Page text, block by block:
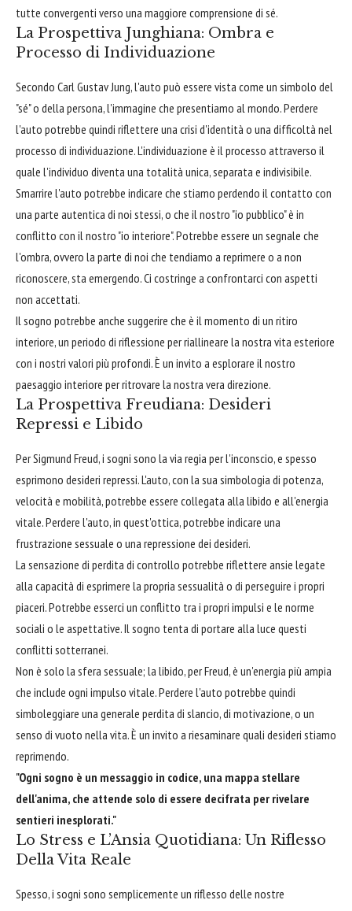
tutte convergenti verso una maggiore comprensione di sé.
La Prospettiva Junghiana: Ombra e
Processo di Individuazione
Secondo Carl Gustav Jung, l'auto può essere vista come un simbolo del
"sé" o della persona, l'immagine che presentiamo al mondo. Perdere
l'auto potrebbe quindi riflettere una crisi d'identità o una difficoltà nel
processo di individuazione. L'individuazione è il processo attraverso il
quale l'individuo diventa una totalità unica, separata e indivisibile.
Smarrire l'auto potrebbe indicare che stiamo perdendo il contatto con
una parte autentica di noi stessi, o che il nostro "io pubblico" è in
conflitto con il nostro "io interiore". Potrebbe essere un segnale che
l'ombra, ovvero la parte di noi che tendiamo a reprimere o a non
riconoscere, sta emergendo. Ci costringe a confrontarci con aspetti
non accettati.
Il sogno potrebbe anche suggerire che è il momento di un ritiro
interiore, un periodo di riflessione per riallineare la nostra vita esteriore
con i nostri valori più profondi. È un invito a esplorare il nostro
paesaggio interiore per ritrovare la nostra vera direzione.
La Prospettiva Freudiana: Desideri
Repressi e Libido
Per Sigmund Freud, i sogni sono la via regia per l'inconscio, e spesso
esprimono desideri repressi. L'auto, con la sua simbologia di potenza,
velocità e mobilità, potrebbe essere collegata alla libido e all'energia
vitale. Perdere l'auto, in quest'ottica, potrebbe indicare una
frustrazione sessuale o una repressione dei desideri.
La sensazione di perdita di controllo potrebbe riflettere ansie legate
alla capacità di esprimere la propria sessualità o di perseguire i propri
piaceri. Potrebbe esserci un conflitto tra i propri impulsi e le norme
sociali o le aspettative. Il sogno tenta di portare alla luce questi
conflitti sotterranei.
Non è solo la sfera sessuale; la libido, per Freud, è un'energia più ampia
che include ogni impulso vitale. Perdere l'auto potrebbe quindi
simboleggiare una generale perdita di slancio, di motivazione, o un
senso di vuoto nella vita. È un invito a riesaminare quali desideri stiamo
reprimendo.
"Ogni sogno è un messaggio in codice, una mappa stellare
dell'anima, che attende solo di essere decifrata per rivelare
sentieri inesplorati."
Lo Stress e L’Ansia Quotidiana: Un Riflesso
Della Vita Reale
Spesso, i sogni sono semplicemente un riflesso delle nostre